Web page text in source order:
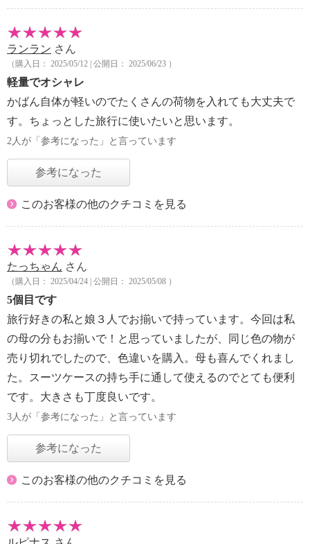
ランラン さん
（購入日： 2025/05/12 | 公開日： 2025/06/23 ）
軽量でオシャレ
かばん自体が軽いのでたくさんの荷物を入れても大丈夫で
す。ちょっとした旅行に使いたいと思います。
2人が「参考になった」と言っています
参考になった
このお客様の他のクチコミを見る
たっちゃん さん
（購入日： 2025/04/24 | 公開日： 2025/05/08 ）
5個目です
旅行好きの私と娘３人でお揃いで持っています。今回は私
の母の分もお揃いで！と思っていましたが、同じ色の物が
売り切れでしたので、色違いを購入。母も喜んでくれまし
た。スーツケースの持ち手に通して使えるのでとても便利
です。大きさも丁度良いです。
3人が「参考になった」と言っています
参考になった
このお客様の他のクチコミを見る